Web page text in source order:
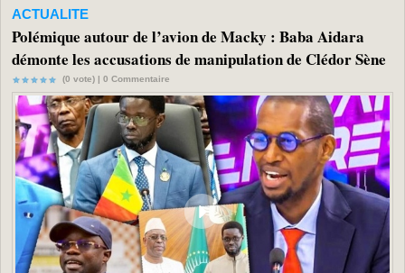
ACTUALITE
Polémique autour de l’avion de Macky : Baba Aidara
démonte les accusations de manipulation de Clédor Sène
(0 vote) | 0 Commentaire